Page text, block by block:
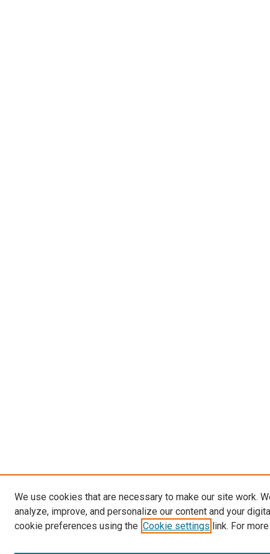
We use cookies that are necessary to make our site work.
analyze, improve, and personalize our content and your
cookie preferences using the Cookie settings link. For